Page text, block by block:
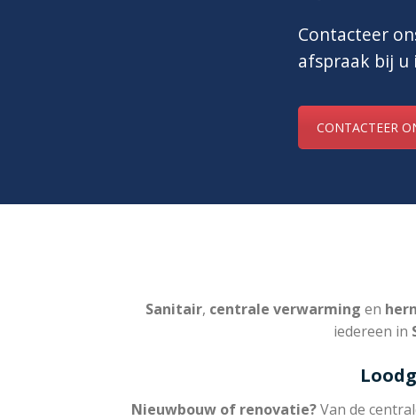
Contacteer
afspraak bij u
CONTACTEER
Sanitair, centrale verwarming en
iedereen in
Nieuwbouw of renovatie?Van de